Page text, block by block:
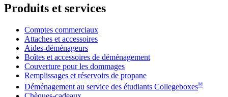
Produits et services
Comptes commerciaux
Attaches et accessoires
Aides-déménageurs
Boîtes et accessoires de déménagement
Couverture pour les dommages
Remplissages et réservoirs de propane
Déménagement au service des étudiants Collegeboxes®